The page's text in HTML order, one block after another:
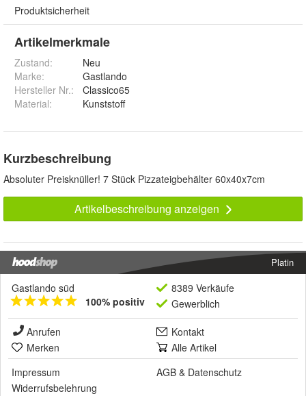
Produktsicherheit
Artikelmerkmale
Zustand:
Neu
Marke:
Gastlando
Hersteller Nr.:
Classico65
Material: Kunststoff
Kurzbeschreibung
Absoluter Preisknüller! 7 Stück Pizzateigbehälter 60x40x7cm
Artikelbeschreibung anzeigen
Platin
Gastlando süd
100% positiv
8389 Verkäufe
Gewerblich
Anrufen
Kontakt
Merken
Alle Artikel
Impressum
AGB & Datenschutz
Widerrufsbelehrung